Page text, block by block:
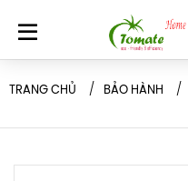
TRANG CHỦ BẢO HÀNH